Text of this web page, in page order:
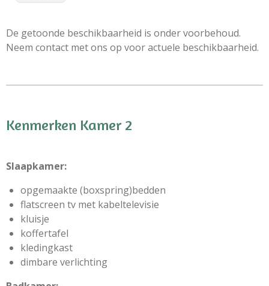
De getoonde beschikbaarheid is onder voorbehoud.
Neem contact met ons op voor actuele beschikbaarheid.
Kenmerken Kamer 2
Slaapkamer:
opgemaakte (boxspring)bedden
flatscreen tv met kabeltelevisie
kluisje
koffertafel
kledingkast
dimbare verlichting